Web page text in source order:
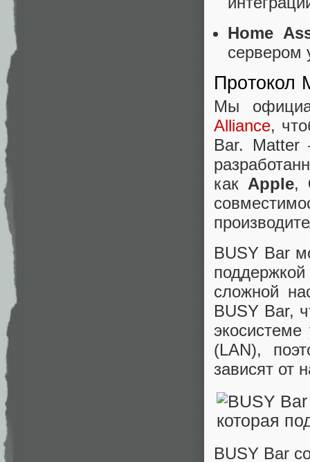
Home
сервером
Протокол
Мы
Alliance,
Bar. Matter
как Apple,
BUSY Bar
сложной
BUSY Bar,
(LAN),
зависят от
BUSY Bar